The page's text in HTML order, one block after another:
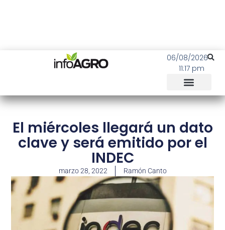
06/08/2026
11:17 pm
El miércoles llegará un dato
clave y será emitido por el
INDEC
marzo 28, 2022 Ramón Canto